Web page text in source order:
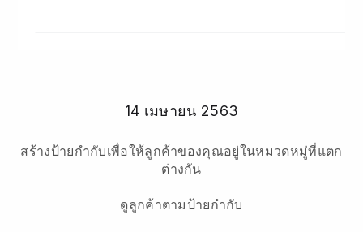
14 เมษายน 2563
สร้างป้ายกำกับเพื่อให้ลูกค้าของคุณอยู่ในหมวดหมู่ที่แตก
ต่างกัน
ดูลูกค้าตามป้ายกำกับ